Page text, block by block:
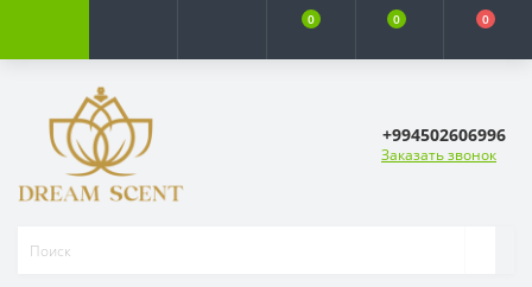
0 0 0
+994502606996
Заказать звонок